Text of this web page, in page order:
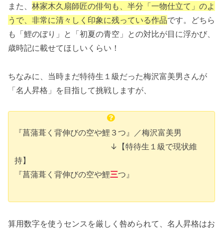
また、 林家木久扇師匠の俳句も、半分「一物仕立て」のよ
うで、非常に清々しく印象に残っている作品です。どちら
も「鯉のぼり」と「初夏の青空」との対比が目に浮かび、
歳時記に載せてほしいくらい！
ちなみに、当時まだ特待生１級だった梅沢富美男さんが
「名人昇格」を目指して挑戦しますが、
『菖蒲葺く背伸びの空や鯉３つ』／梅沢富美男
↓【特待生１級で現状維
持】
『菖蒲葺く背伸びの空や鯉三つ』
算用数字を使うセンスを厳しく咎められて、名人昇格はお